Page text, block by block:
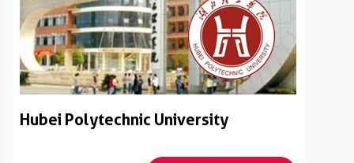
Hubei Polytechnic University